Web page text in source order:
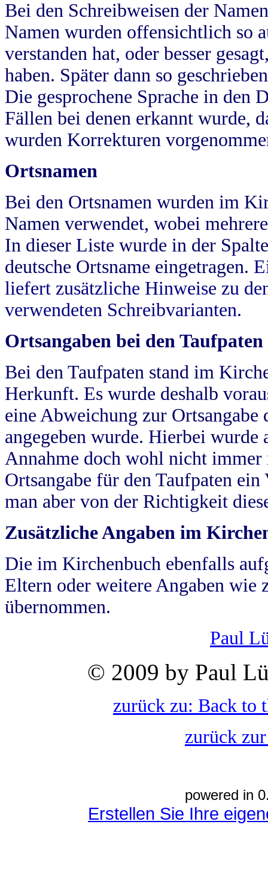
Bei den Schreibweisen der
Namen wurden offensichtlich so
verstanden hat, oder besser
haben. Später dann so
Die gesprochene Sprache in
Fällen bei denen erkannt wurde,
wurden Korrekturen
Ortsnamen
Bei den Ortsnamen wurden im
Namen verwendet, wobei
In dieser Liste wurde in der
deutsche Ortsname eingetragen.
liefert zusätzliche Hinweise zu
verwendeten Schreibvarianten.
Ortsangaben bei den Taufpaten
Bei den Taufpaten stand im
Herkunft. Es wurde deshalb
eine Abweichung zur
angegeben wurde. Hierbei wurde
Annahme doch wohl nicht
Ortsangabe für den Taufpaten
man aber von der Richtigkeit
Zusätzliche Angaben im
Die im Kirchenbuch ebenfalls
Eltern oder weitere Angaben wie
übernommen.
Paul
© 2009 by Paul
zurück zu: Back to
zurück
powered in
Erstellen Sie Ihre